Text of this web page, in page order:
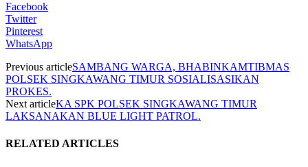
Facebook
Twitter
Pinterest
WhatsApp
Previous articleSAMBANG WARGA, BHABINKAMTIBMAS
POLSEK SINGKAWANG TIMUR SOSIALISASIKAN
PROKES.
Next articleKA SPK POLSEK SINGKAWANG TIMUR
LAKSANAKAN BLUE LIGHT PATROL.
RELATED ARTICLES